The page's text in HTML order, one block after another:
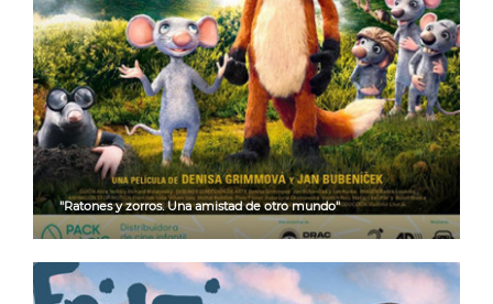
"Ratones y zorros. Una amistad de otro mundo"